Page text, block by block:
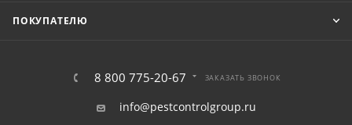
ПОКУПАТЕЛЮ
8 800 775-20-67 ЗАКАЗАТЬ ЗВОНОК
info@pestcontrolgroup.ru